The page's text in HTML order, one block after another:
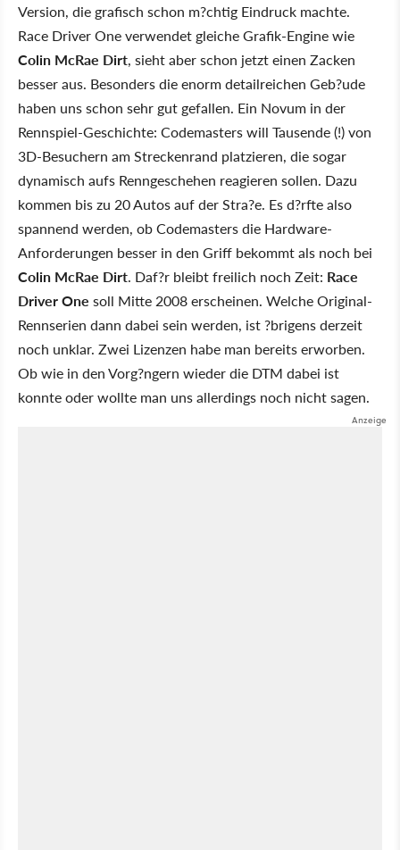
Version, die grafisch schon m?chtig Eindruck machte.
Race Driver One verwendet gleiche Grafik-Engine wie
Colin McRae Dirt, sieht aber schon jetzt einen Zacken
besser aus. Besonders die enorm detailreichen Geb?ude
haben uns schon sehr gut gefallen. Ein Novum in der
Rennspiel-Geschichte: Codemasters will Tausende (!) von
3D-Besuchern am Streckenrand platzieren, die sogar
dynamisch aufs Renngeschehen reagieren sollen. Dazu
kommen bis zu 20 Autos auf der Stra?e. Es d?rfte also
spannend werden, ob Codemasters die Hardware-
Anforderungen besser in den Griff bekommt als noch bei
Colin McRae Dirt. Daf?r bleibt freilich noch Zeit: Race
Driver One soll Mitte 2008 erscheinen. Welche Original-
Rennserien dann dabei sein werden, ist ?brigens derzeit
noch unklar. Zwei Lizenzen habe man bereits erworben.
Ob wie in den Vorg?ngern wieder die DTM dabei ist
konnte oder wollte man uns allerdings noch nicht sagen.